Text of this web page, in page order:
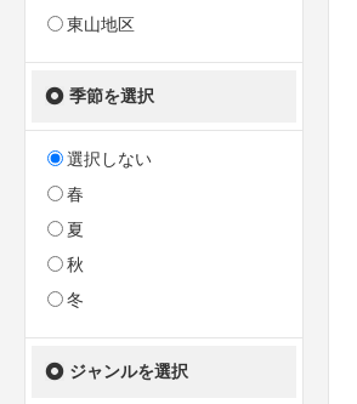
東山地区
季節を選択
選択しない
春
夏
秋
冬
ジャンルを選択